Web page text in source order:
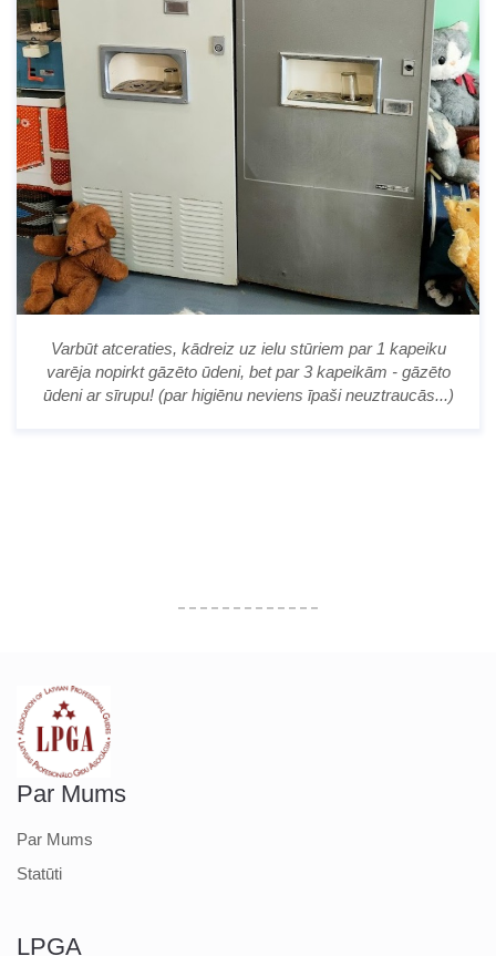
Varbūt atceraties, kādreiz uz ielu stūriem par 1 kapeiku
varēja nopirkt gāzēto ūdeni, bet par 3 kapeikām - gāzēto
ūdeni ar sīrupu! (par higiēnu neviens īpaši neuztraucās...)
Par Mums
Par Mums
Statūti
LPGA